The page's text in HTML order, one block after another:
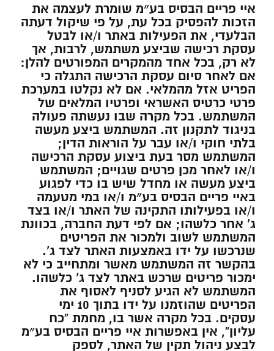
איי פריים הבסיס בע״מ שומרת לעצמה את
הזכות להפסיק בכל עת, על פי שיקול דעתה
הבלעדי, את הפעילות באתר ו/או לבטל
עסקת רכישה שביצע משתמש, לרבות, אך
לא רק, בכל אחד מהמקרים המפורטים להלן:
אם לאחר סיום עסקת הרכישה התגלה כי
הפריט אזל מהמלאי. אם לא נקלטו במערכת
פרטי כרטיס האשראי ופרטיו המלאים של
המשתמש. בכל מקרה שבו נעשתה פעולה
בניגוד לתקנון זה. המשתמש ביצע מעשה
בלתי חוקי ו/או עבר על הוראות הדין;
המשתמש מסר בעת ביצוע עסקת הרכישה
ו/או לאחר מכן פרטים שגויים; המשתמש
ביצע מעשה או מחדל שיש בו כדי לפגוע
באיי פריים הבסיס בע״מ ו/או במי מטעמה
ו/או בפעילותו התקינה של האתר ו/או בצד
ג’ אחר כלשהו; אם לפי דעת החברה, בכוונת
המשתמש לשוב ולמכור את הפריטים
שנרכשו על ידו באמצעות האתר לצד ג’.
בהקשר זה המשתמש מאשר ומתחייב כי לא
ימכור פריטים שרכש באתר לצד ג’ כלשהו.
המשתמש לא הגיע לסניף לאסוף את
הפריטים שהוזמנו על ידו בתוך 10 ימי
עסקים. בכל מקרה אשר בו, מחמת “כח
עליון”, אין באפשרות איי פריים הבסיס בע״מ
לבצע ניהול תקין של האתר, לספק